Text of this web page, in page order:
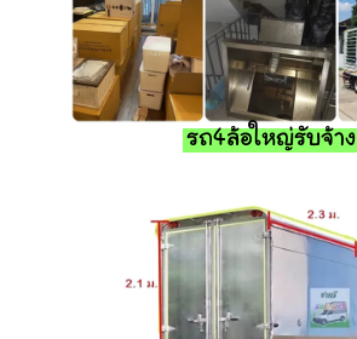
รถ4ล้อใหญ่รับจ้าง